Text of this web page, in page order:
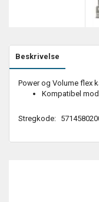
Beskrivelse
Power og Volume flex
Kompatibel
Stregkode: